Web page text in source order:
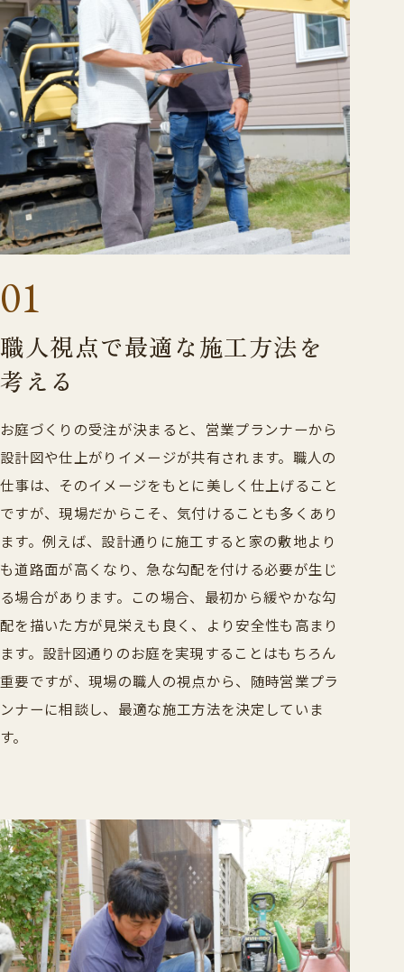
01
職人視点で最適な施工方法を
考える
お庭づくりの受注が決まると、営業プランナーから
設計図や仕上がりイメージが共有されます。職人の
仕事は、そのイメージをもとに美しく仕上げること
ですが、現場だからこそ、気付けることも多くあり
ます。例えば、設計通りに施工すると家の敷地より
も道路面が高くなり、急な勾配を付ける必要が生じ
る場合があります。この場合、最初から緩やかな勾
配を描いた方が見栄えも良く、より安全性も高まり
ます。設計図通りのお庭を実現することはもちろん
重要ですが、現場の職人の視点から、随時営業プラ
ンナーに相談し、最適な施工方法を決定していま
す。